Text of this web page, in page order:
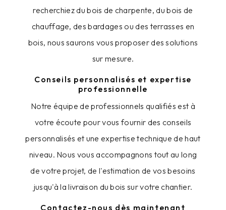
recherchiez du bois de charpente, du bois de
chauffage, des bardages ou des terrasses en
bois, nous saurons vous proposer des solutions
sur mesure.
Conseils personnalisés et expertise
professionnelle
Notre équipe de professionnels qualifiés est à
votre écoute pour vous fournir des conseils
personnalisés et une expertise technique de haut
niveau. Nous vous accompagnons tout au long
de votre projet, de l'estimation de vos besoins
jusqu'à la livraison du bois sur votre chantier.
Contactez-nous dès maintenant